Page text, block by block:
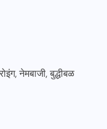
नेमबाजी, बुद्धीबळ